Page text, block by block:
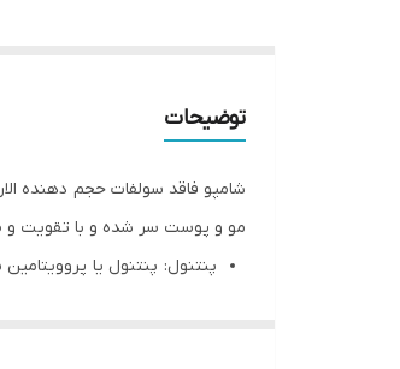
توضیحات
شامپو فاقد سولفات حجم دهنده
مو و پوست سر شده و با تقویت و